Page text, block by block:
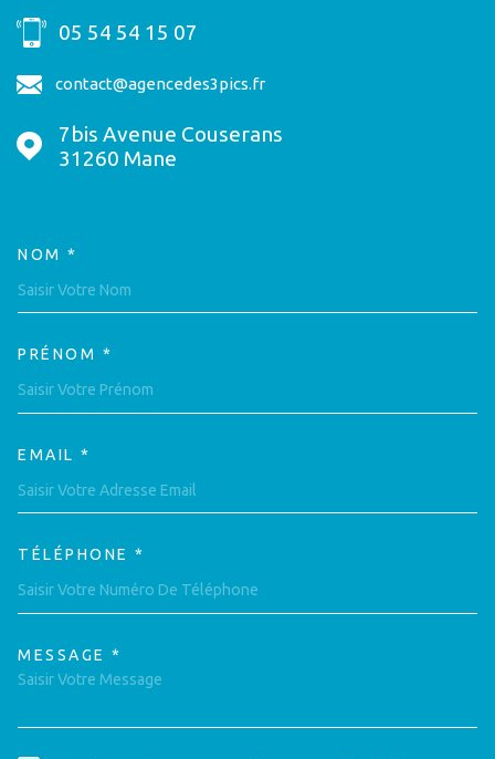
05 54 54 15 07
contact@agencedes3pics.fr
7bis Avenue Couserans
31260
Mane
NOM *
PRÉNOM *
EMAIL *
TÉLÉPHONE *
MESSAGE *